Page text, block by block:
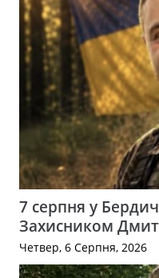
7 серпня у
Захисником
Четвер, 6 Серпня, 2026